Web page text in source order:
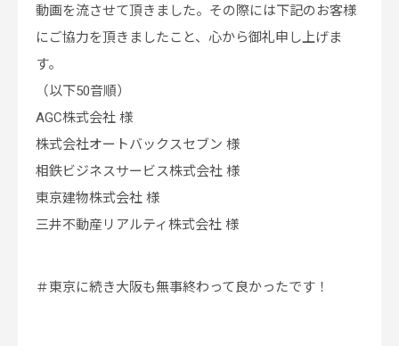
動画を流させて頂きました。その際には下記のお客様
にご協力を頂きましたこと、心から御礼申し上げま
す。
（以下50音順）
AGC株式会社 様
株式会社オートバックスセブン 様
相鉄ビジネスサービス株式会社 様
東京建物株式会社 様
三井不動産リアルティ株式会社 様
＃東京に続き大阪も無事終わって良かったです！